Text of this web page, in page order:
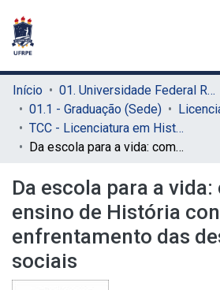
Início
01. Universidade Federal Rural de Pernambuco - UFRPE (Sede)
01.1 - Graduação (Sede)
TCC - Licenciatura em História (Sede)
Da escola para a vida: como o ensino de História contribui no enfrentamento das desigualdades sociais
Da escola para a
ensino de História
enfrentamento das
sociais